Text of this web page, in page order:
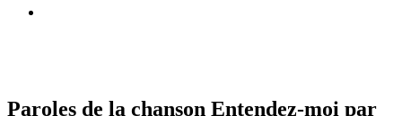
Paroles de la chanson Entendez-moi par